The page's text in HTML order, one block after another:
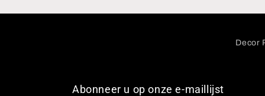
Decor
Abonneer u op onze e-maillijst